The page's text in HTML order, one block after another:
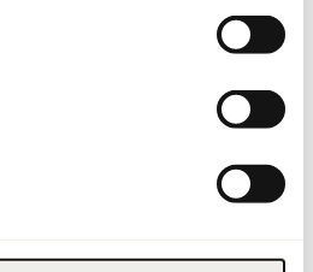
Produkt łatwopalny.